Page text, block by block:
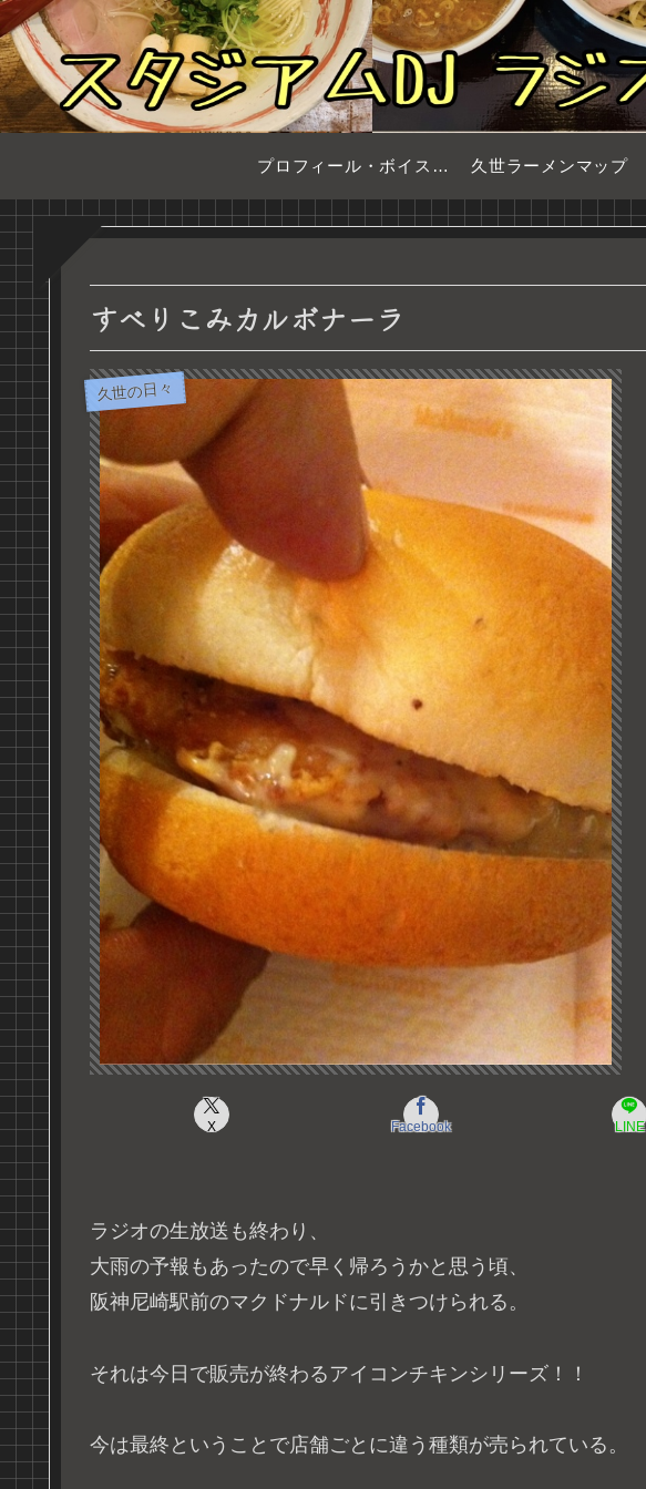
プロフィール・ボイスサンプル 久世ラーメンマップ
すべりこみカルボナーラ
久世の日々
X Facebook LINE
ラジオの生放送も終わり、
大雨の予報もあったので早く帰ろうかと思う頃、
阪神尼崎駅前のマクドナルドに引きつけられる。
それは今日で販売が終わるアイコンチキンシリーズ！！
今は最終ということで店舗ごとに違う種類が売られている。